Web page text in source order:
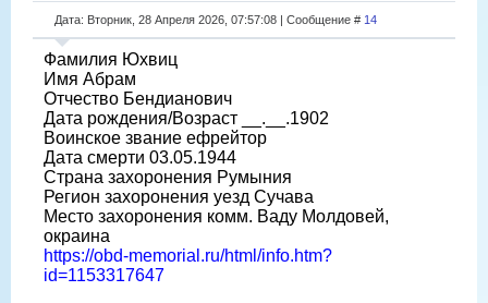
Дата: Вторник, 28 Апреля 2026, 07:57:08 | Сообщение # 14
Фамилия Юхвиц
Имя Абрам
Отчество Бендианович
Дата рождения/Возраст __.__.1902
Воинское звание ефрейтор
Дата смерти 03.05.1944
Страна захоронения Румыния
Регион захоронения уезд Сучава
Место захоронения комм. Ваду Молдовей,
окраина
https://obd-memorial.ru/html/info.htm?
id=1153317647